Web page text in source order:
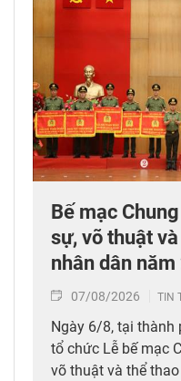
Bế mạc
sự, võ thuật
nhân dân
07/08/2026 TIN
Ngày 6/8, tại thành
tổ chức Lễ bế mạc
võ thuật và thể